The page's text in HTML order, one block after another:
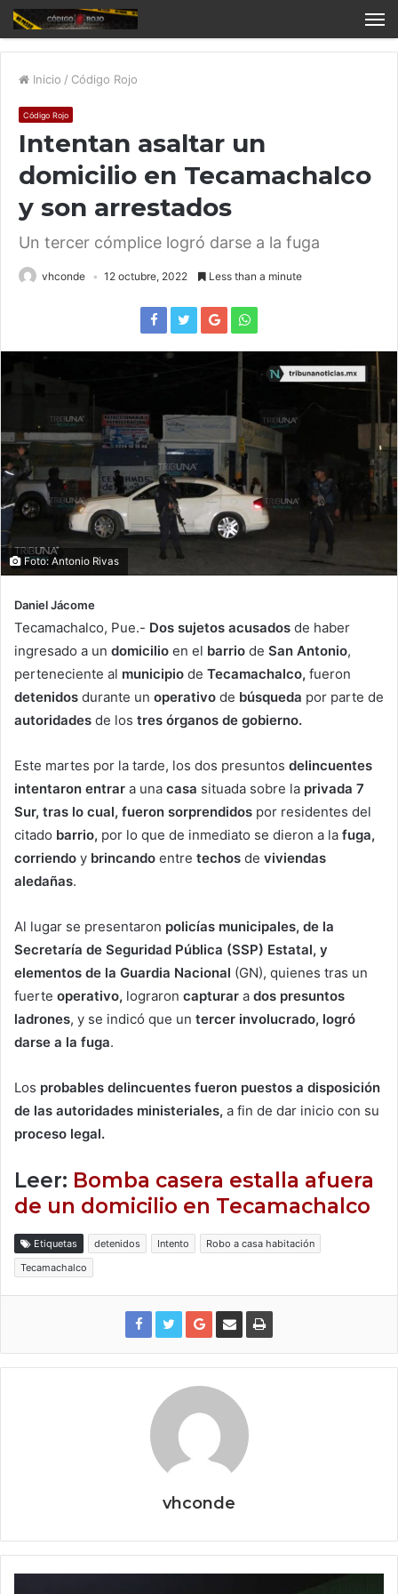
Inicio / Código Rojo
Código Rojo
Intentan asaltar un
domicilio en Tecamachalco
y son arrestados
Un tercer cómplice logró darse a la fuga
vhconde 12 octubre, 2022 Less than a minute
Foto: Antonio Rivas
Daniel Jácome
Tecamachalco, Pue.- Dos sujetos acusados de haber
ingresado a un domicilio en el barrio de San Antonio,
perteneciente al municipio de Tecamachalco, fueron
detenidos durante un operativo de búsqueda por parte de
autoridades de los tres órganos de gobierno.
Este martes por la tarde, los dos presuntos delincuentes
intentaron entrar a una casa situada sobre la privada 7
Sur, tras lo cual, fueron sorprendidos por residentes del
citado barrio, por lo que de inmediato se dieron a la fuga,
corriendo y brincando entre techos de viviendas
aledañas.
Al lugar se presentaron policías municipales, de la
Secretaría de Seguridad Pública (SSP) Estatal, y
elementos de la Guardia Nacional (GN), quienes tras un
fuerte operativo, lograron capturar a dos presuntos
ladrones, y se indicó que un tercer involucrado, logró
darse a la fuga.
Los probables delincuentes fueron puestos a disposición
de las autoridades ministeriales, a fin de dar inicio con su
proceso legal.
Leer: Bomba casera estalla afuera
de un domicilio en Tecamachalco
Etiquetas detenidos Intento
Robo a casa habitación
Tecamachalco
vhconde